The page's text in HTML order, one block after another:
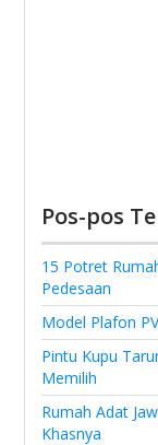
Pos-pos
15 Potret
Pedesaan
Model Plafon
Pintu Kupu
Memilih
Rumah Adat
Khasnya